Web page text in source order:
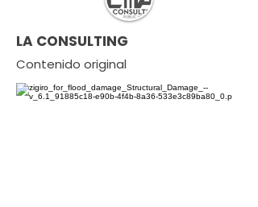
LA CONSULTING
Contenido original